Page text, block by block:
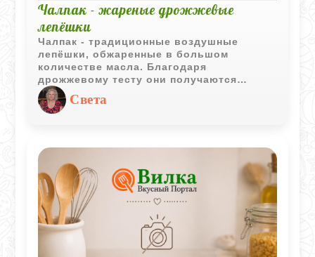
Чалпак - жареные дрожжевые
лепёшки
Чалпак - традиционные воздушные
лепёшки, обжаренные в большом
количестве масла. Благодаря
дрожжевому тесту они получаются
лёгкими внутри, а золотистая корочка
делает их особенно аппетитными сразу
после приготовления.
Света